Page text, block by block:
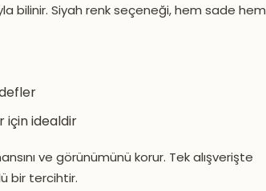
bilinir. Siyah renk seçeneği, hem sade hem
için idealdir
ve görünümünü korur. Tek alışverişte
bir tercihtir.